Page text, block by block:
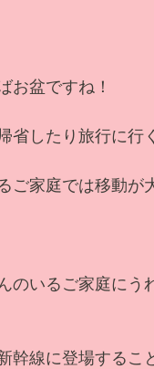
お盆ですね！
省したり旅行に行
ご家庭では移動が
のいるご家庭に
幹線に登場するこ